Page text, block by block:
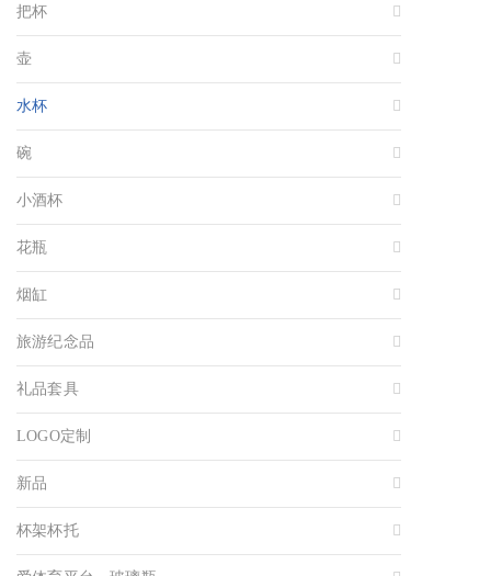
把杯
壶
水杯
碗
小酒杯
花瓶
烟缸
旅游纪念品
礼品套具
LOGO定制
新品
杯架杯托